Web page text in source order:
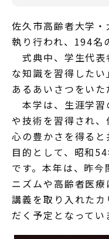
佐久市高齢者大学
執り行われ、194名
式典中、学生代表
な知識を習得した
あるあいさつをいた
本学は、生涯学習
や技術を習得され
心の豊かさを得る
目的として、昭和
です。本年は、昨
ニズムや高齢者医
講義を取り入れた
だく予定となってい